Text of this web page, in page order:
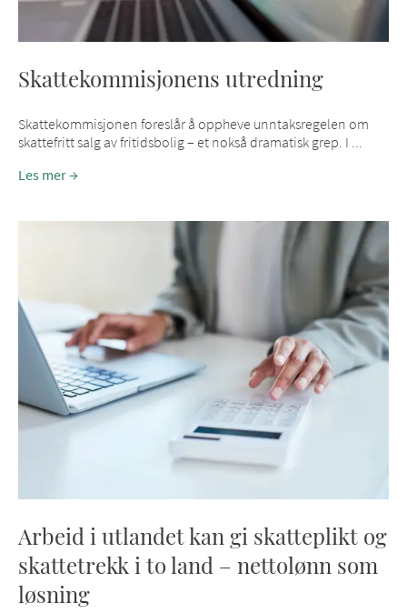
Skattekommisjonens utredning
Skattekommisjonen foreslår å oppheve unntaksregelen om
skattefritt salg av fritidsbolig – et nokså dramatisk grep. I ...
Les mer
Arbeid i utlandet kan gi skatteplikt og
skattetrekk i to land – nettolønn som
løsning